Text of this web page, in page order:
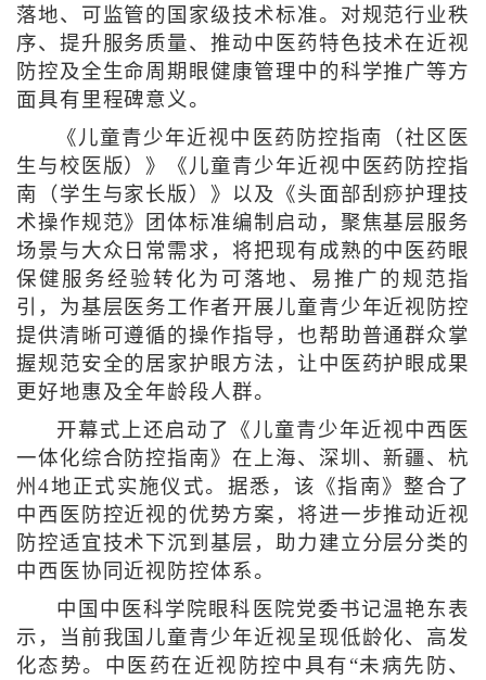
落地、可监管的国家级技术标准。对规范行业秩
序、提升服务质量、推动中医药特色技术在近视
防控及全生命周期眼健康管理中的科学推广等方
面具有里程碑意义。
《儿童青少年近视中医药防控指南（社区医
生与校医版）》《儿童青少年近视中医药防控指
南（学生与家长版）》以及《头面部刮痧护理技
术操作规范》团体标准编制启动，聚焦基层服务
场景与大众日常需求，将把现有成熟的中医药眼
保健服务经验转化为可落地、易推广的规范指
引，为基层医务工作者开展儿童青少年近视防控
提供清晰可遵循的操作指导，也帮助普通群众掌
握规范安全的居家护眼方法，让中医药护眼成果
更好地惠及全年龄段人群。
开幕式上还启动了《儿童青少年近视中西医
一体化综合防控指南》在上海、深圳、新疆、杭
州4地正式实施仪式。据悉，该《指南》整合了
中西医防控近视的优势方案，将进一步推动近视
防控适宜技术下沉到基层，助力建立分层分类的
中西医协同近视防控体系。
中国中医科学院眼科医院党委书记温艳东表
示，当前我国儿童青少年近视呈现低龄化、高发
化态势。中医药在近视防控中具有“未病先防、